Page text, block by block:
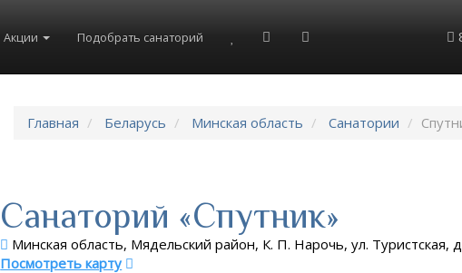
Акции Подобрать санаторий
Главная Беларусь Минская область Санатории
Санаторий «Спутник»
Минская область, Мядельский район, К. П. Нарочь, ул. Туристская,
Посмотреть карту